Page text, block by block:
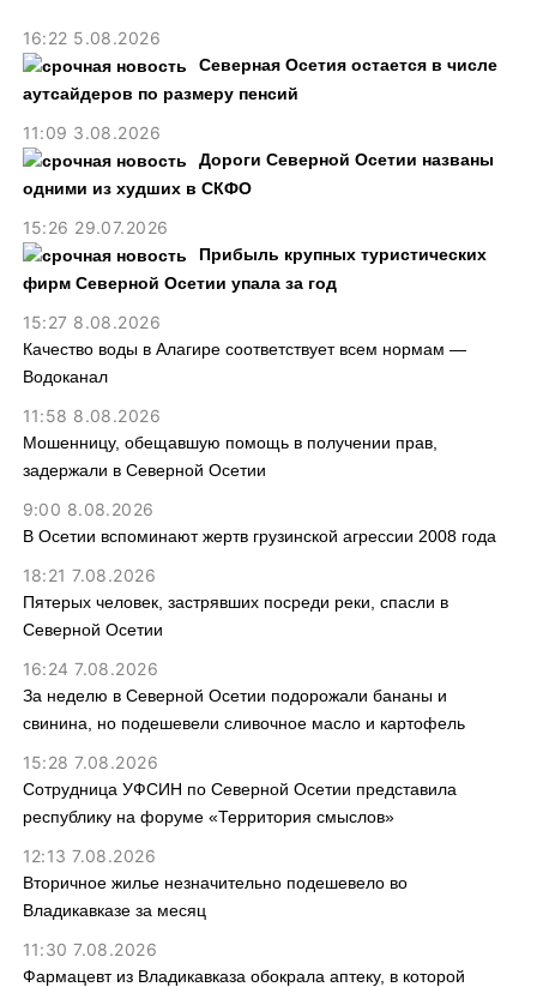
16:22 5.08.2026
Северная Осетия остается в числе
аутсайдеров по размеру пенсий
11:09 3.08.2026
Дороги Северной Осетии названы
одними из худших в СКФО
15:26 29.07.2026
Прибыль крупных туристических
фирм Северной Осетии упала за год
15:27 8.08.2026
Качество воды в Алагире соответствует всем нормам —
Водоканал
11:58 8.08.2026
Мошенницу, обещавшую помощь в получении прав,
задержали в Северной Осетии
9:00 8.08.2026
В Осетии вспоминают жертв грузинской агрессии 2008 года
18:21 7.08.2026
Пятерых человек, застрявших посреди реки, спасли в
Северной Осетии
16:24 7.08.2026
За неделю в Северной Осетии подорожали бананы и
свинина, но подешевели сливочное масло и картофель
15:28 7.08.2026
Сотрудница УФСИН по Северной Осетии представила
республику на форуме «Территория смыслов»
12:13 7.08.2026
Вторичное жилье незначительно подешевело во
Владикавказе за месяц
11:30 7.08.2026
Фармацевт из Владикавказа обокрала аптеку, в которой